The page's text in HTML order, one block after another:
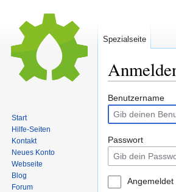
Zur
Navigation
springen
Zur
Suche
springen
Benutzername
Passwort
Angemeldet
Spezialseite
Start
Hilfe-Seiten
Kontakt
Neues Konto
Webseite
Blog
Forum